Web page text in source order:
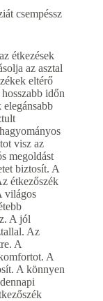
csempéssz
étkezések
az asztal
eltérő
időn
hagyományos
visz az
megoldást
biztosít. A
étkezőszék
világos
A jól
Az
A
A
A könnyen